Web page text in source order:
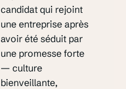
candidat qui rejoint
une entreprise après
avoir été séduit par
une promesse forte
— culture
bienveillante,